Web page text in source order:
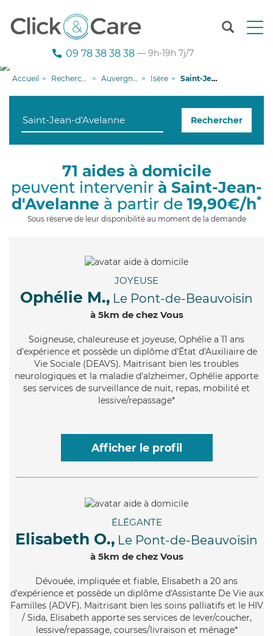
T
n
g
i
o
n
09 78 38 38 38 — 9h-19h 7j/7
Accueil Recherche aide à domicile Auvergne-Rhône-Alpes Isère Saint-Jean-d'Avelanne
Rechercher
71 aides à domicile
peuvent intervenir à Saint-Jean-
d'Avelanne à partir de 19,90€/h*
Sous réserve de leur disponibilité au moment de la demande
JOYEUSE
Ophélie M., Le Pont-de-Beauvoisin
à 5km de chez Vous
Soigneuse, chaleureuse et joyeuse, Ophélie a 11 ans
d'expérience et possède un diplôme d'État d'Auxiliaire de
Vie Sociale (DEAVS). Maitrisant bien les troubles
neurologiques et la maladie d'alzheimer, Ophélie apporte
ses services de surveillance de nuit, repas, mobilité et
lessive/repassage*
Afficher le profil
ÉLÉGANTE
Elisabeth O., Le Pont-de-Beauvoisin
à 5km de chez Vous
Dévouée, impliquée et fiable, Elisabeth a 20 ans
d'expérience et possède un diplôme d'Assistante De Vie aux
Familles (ADVF). Maitrisant bien les soins palliatifs et le HIV
/ Sida, Elisabeth apporte ses services de lever/coucher,
lessive/repassage, courses/livraison et ménage*